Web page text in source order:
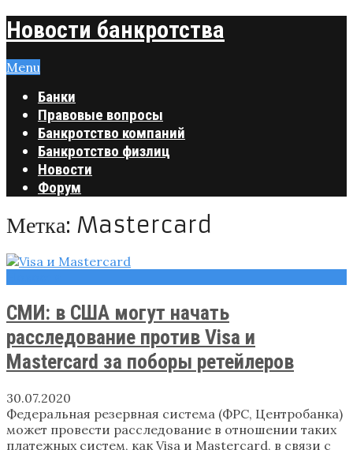
Новости банкротства
Menu
Банки
Правовые вопросы
Банкротство компаний
Банкротство физлиц
Новости
Форум
Метка: Mastercard
СМИ: в США могут начать
расследование против Visa и
Mastercard за поборы ретейлеров
30.07.2020
Федеральная резервная система (ФРС, Центробанка)
может провести расследование в отношении таких
платежных систем, как Visa и Mastercard, в связи с